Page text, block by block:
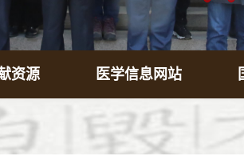
资源 医学信息网站